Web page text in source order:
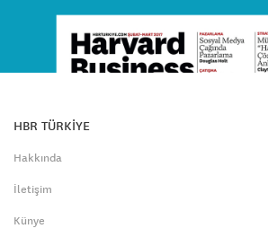
HBR TÜRKİYE
Hakkında
İletişim
Künye